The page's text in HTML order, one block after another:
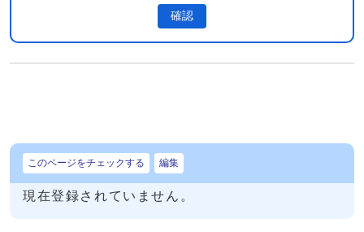
確認
このページをチェックする 編集
現在登録されていません。